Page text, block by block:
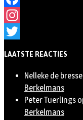
Facebook
Instagram
LAATSTE REACTIES
Nelleke de
Berkelmans
Peter Tuerlings
Berkelmans